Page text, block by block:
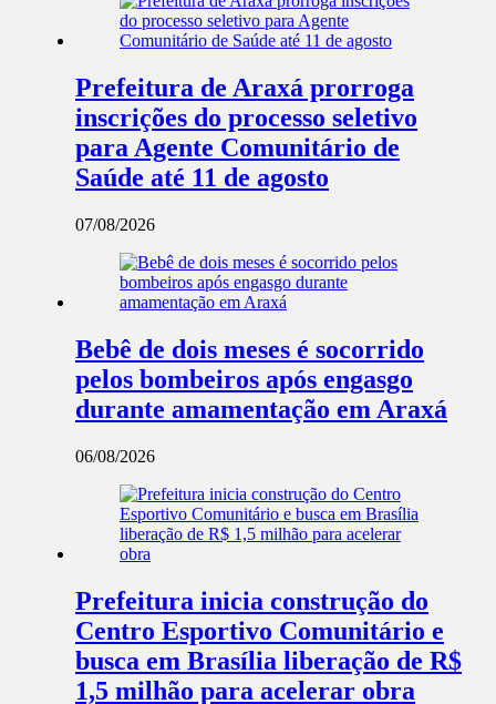
Prefeitura de Araxá prorroga
inscrições do processo seletivo
para Agente Comunitário de
Saúde até 11 de agosto
07/08/2026
Bebê de dois meses é socorrido
pelos bombeiros após engasgo
durante amamentação em Araxá
06/08/2026
Prefeitura inicia construção do
Centro Esportivo Comunitário e
busca em Brasília liberação de R$
1,5 milhão para acelerar obra